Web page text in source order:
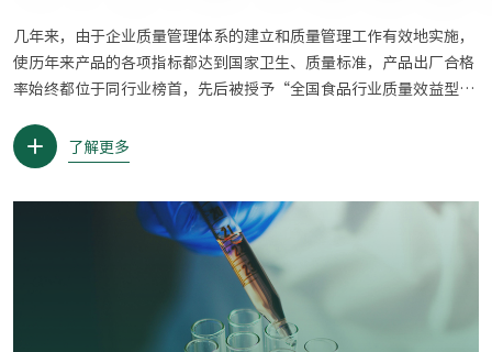
几年来，由于企业质量管理体系的建立和质量管理工作有效地实施，
使历年来产品的各项指标都达到国家卫生、质量标准，产品出厂合格
率始终都位于同行业榜首，先后被授予“全国食品行业质量效益型先
位”、“国家级农业产业化经营重点龙头企业”称号，并顺利通过了
ISO9001：2000质量体系、ISO14001：1996环境管理体系......
了解更多